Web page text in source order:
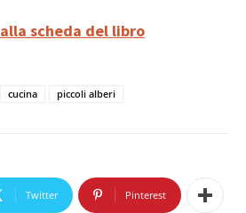
scheda del libro
cucina piccoli alberi
Twitter Pinterest